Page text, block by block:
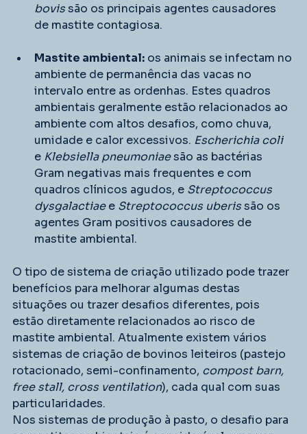
bovis são os principais agentes causadores
de mastite contagiosa.
Mastite ambiental: os animais se infectam no
ambiente de permanência das vacas no
intervalo entre as ordenhas. Estes quadros
ambientais geralmente estão relacionados ao
ambiente com altos desafios, como chuva,
umidade e calor excessivos. Escherichia coli
e Klebsiella pneumoniae são as bactérias
Gram negativas mais frequentes e com
quadros clínicos agudos, e Streptococcus
dysgalactiae e Streptococcus uberis são os
agentes Gram positivos causadores de
mastite ambiental.
O tipo de sistema de criação utilizado pode trazer
benefícios para melhorar algumas destas
situações ou trazer desafios diferentes, pois
estão diretamente relacionados ao risco de
mastite ambiental. Atualmente existem vários
sistemas de criação de bovinos leiteiros (pastejo
rotacionado, semi-confinamento, compost barn,
free stall, cross ventilation), cada qual com suas
particularidades.
Nos sistemas de produção à pasto, o desafio para